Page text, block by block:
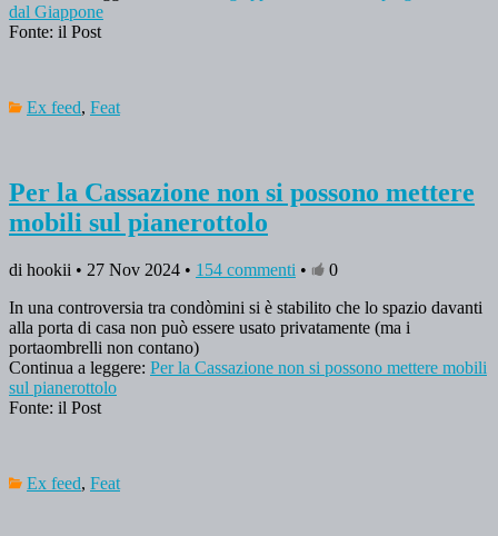
dal Giappone
Fonte: il Post
Ex feed, Feat
Per la Cassazione non si possono mettere
mobili sul pianerottolo
di hookii • 27 Nov 2024 • 154 commenti •
0
In una controversia tra condòmini si è stabilito che lo spazio davanti
alla porta di casa non può essere usato privatamente (ma i
portaombrelli non contano)
Continua a leggere: Per la Cassazione non si possono mettere mobili
sul pianerottolo
Fonte: il Post
Ex feed, Feat